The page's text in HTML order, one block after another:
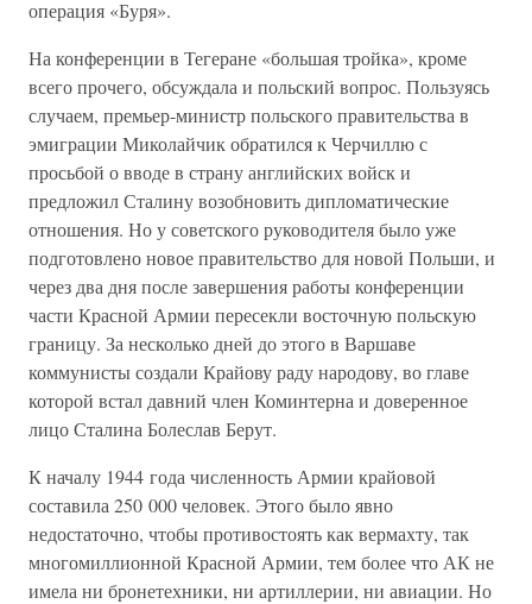
операция «Буря».
На конференции в Тегеране «большая тройка», кроме
всего прочего, обсуждала и польский вопрос. Пользуясь
случаем, премьер-министр польского правительства в
эмиграции Миколайчик обратился к Черчиллю с
просьбой о вводе в страну английских войск и
предложил Сталину возобновить дипломатические
отношения. Но у советского руководителя было уже
подготовлено новое правительство для новой Польши, и
через два дня после завершения работы конференции
части Красной Армии пересекли восточную польскую
границу. За несколько дней до этого в Варшаве
коммунисты создали Крайову раду народову, во главе
которой встал давний член Коминтерна и доверенное
лицо Сталина Болеслав Берут.
К началу 1944 года численность Армии крайовой
составила 250 000 человек. Этого было явно
недостаточно, чтобы противостоять как вермахту, так
многомиллионной Красной Армии, тем более что АК не
имела ни бронетехники, ни артиллерии, ни авиации. Но